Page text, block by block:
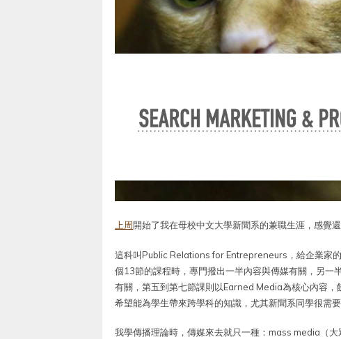
上周開始了我在母校中文大學新聞系的兼職生涯，感覺
這科叫Public Relations for Entrepreneurs，給企業家
個13節的課程時，專門撥出一半內容與傳媒有關，另
有關，第五到第七節課則以Earned Media為核心內容
希望能為學生帶來跨學科的知識，尤其新聞系同學很需要
我學傳播理論時，傳媒來去就只一種：mass media（